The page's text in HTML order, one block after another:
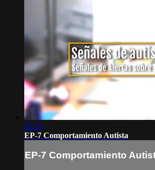
02:35
EP-7 Comportamiento Autista
EP-7 Comportamiento